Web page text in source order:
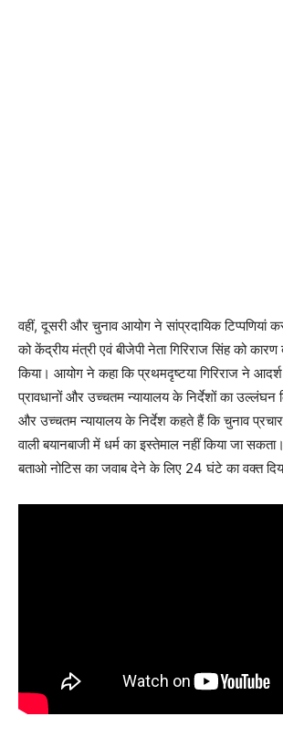
वहीं, दूसरी और चुनाव आयोग ने सांप्रदायिक टिप्पणियां
को केंद्रीय मंत्री एवं बीजेपी नेता गिरिराज सिंह को
किया। आयोग ने कहा कि प्रथमदृष्टया गिरिराज ने
प्रावधानों और उच्चतम न्यायालय के निर्देशों का उल्लंघन
और उच्चतम न्यायालय के निर्देश कहते हैं कि चुनाव
वाली बयानबाजी में धर्म का इस्तेमाल नहीं किया जा
बताओ नोटिस का जवाब देने के लिए 24 घंटे का वक्त